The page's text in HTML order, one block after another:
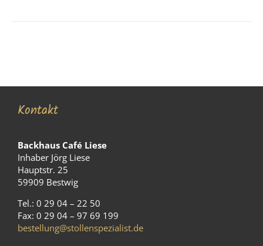
Kontakt
Backhaus Café Liese
Inhaber Jörg Liese
Hauptstr. 25
59909 Bestwig
Tel.: 0 29 04 – 22 50
Fax: 0 29 04 – 97 69 199
bestellung@stollenspezialist.de